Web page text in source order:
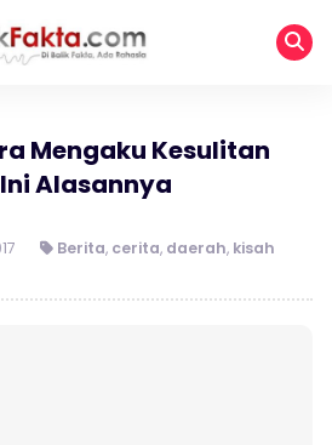
Mengaku Kesulitan
Alasannya
Berita, cerita, daerah, kisah